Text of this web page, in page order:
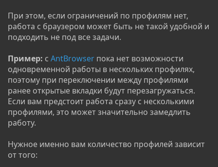
При этом, если ограничений по профилям нет,
работа с браузером может быть не такой удобной и
подходить не под все задачи.
Пример: с AntBrowser пока нет возможности
одновременной работы в нескольких профилях,
поэтому при переключении между профилями
ранее открытые вкладки будут перезагружаться.
Если вам предстоит работа сразу с несколькими
профилями, это может значительно замедлить
работу.
Нужное именно вам количество профилей зависит
от того: